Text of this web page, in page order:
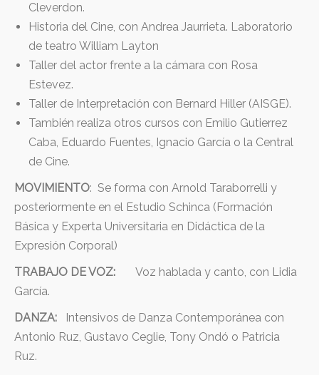
Cleverdon.
Historia del Cine, con Andrea Jaurrieta. Laboratorio
de teatro William Layton
Taller del actor frente a la cámara con Rosa
Estevez.
Taller de Interpretación con Bernard Hiller (AISGE).
También realiza otros cursos con Emilio Gutierrez
Caba, Eduardo Fuentes, Ignacio García o la Central
de Cine.
MOVIMIENTO: Se forma con Arnold Taraborrelli y
posteriormente en el Estudio Schinca (Formación
Básica y Experta Universitaria en Didáctica de la
Expresión Corporal)
TRABAJO DE VOZ: Voz hablada y canto, con Lidia
García.
DANZA:
Intensivos de Danza Contemporánea con
Antonio Ruz, Gustavo Ceglie, Tony Ondó o Patricia
Ruz.